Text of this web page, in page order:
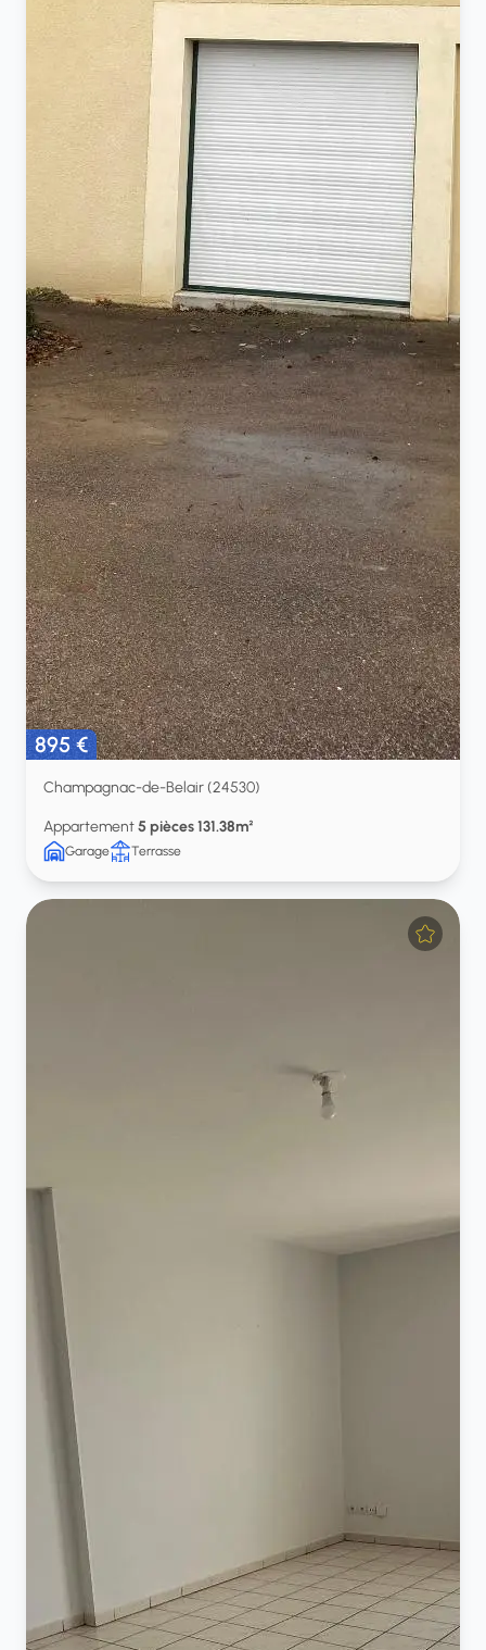
895 €
Champagnac-de-Belair (24530)
Appartement5 pièces 131.38m²
Garage Terrasse